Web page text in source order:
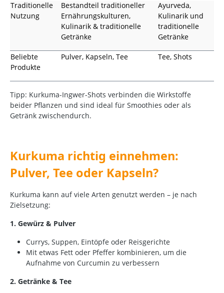
Traditionelle
Nutzung
Bestandteil traditioneller
Ernährungskulturen,
Kulinarik & traditionelle
Getränke
Ayurveda,
Kulinarik und
traditionelle
Getränke
Beliebte
Produkte
Pulver, Kapseln, Tee Tee, Shots
Tipp: Kurkuma-Ingwer-Shots verbinden die Wirkstoffe
beider Pflanzen und sind ideal für Smoothies oder als
Getränk zwischendurch.
Kurkuma richtig einnehmen:
Pulver, Tee oder Kapseln?
Kurkuma kann auf viele Arten genutzt werden – je nach
Zielsetzung:
1. Gewürz & Pulver
Currys, Suppen, Eintöpfe oder Reisgerichte
Mit etwas Fett oder Pfeffer kombinieren, um die
Aufnahme von Curcumin zu verbessern
2. Getränke & Tee